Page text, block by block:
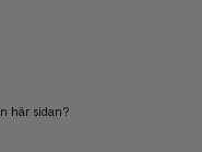
här sidan?